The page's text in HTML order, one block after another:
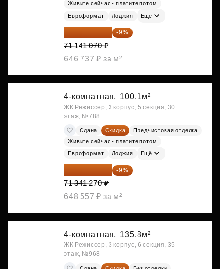
Живите сейчас - платите потом
Евроформат Лоджия Ещё
64 738 374 ₽ -9%
71 141 070 ₽
646 737 ₽ за м²
4-комнатная, 100.1м²
ЖК Режиссер, 3 корпус, 5 секция, 30
этаж, №788
Сдана Скидка
Предчистовая отделка
Живите сейчас - платите потом
Евроформат Лоджия Ещё
64 920 556 ₽ -9%
71 341 270 ₽
648 557 ₽ за м²
4-комнатная, 135.8м²
ЖК Режиссер, 3 корпус, 6 секция, 35
этаж, №968
Сдана Скидка
Без отделки